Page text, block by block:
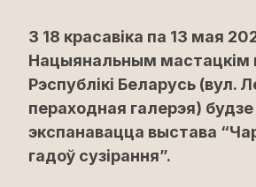
З 18 красавіка па 13 мая
Нацыянальным мастацкім
Рэспублікі Беларусь (вул.
пераходная галерэя) будзе
экспанавацца выстава
гадоў сузірання”.